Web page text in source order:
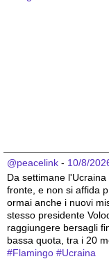
@peacelink - 10/8/
Da settimane
fronte, e non si affida
ormai anche i nuovi
stesso presidente
raggiungere bersagli
bassa quota, tra i 20
#Flamingo #Ucraina